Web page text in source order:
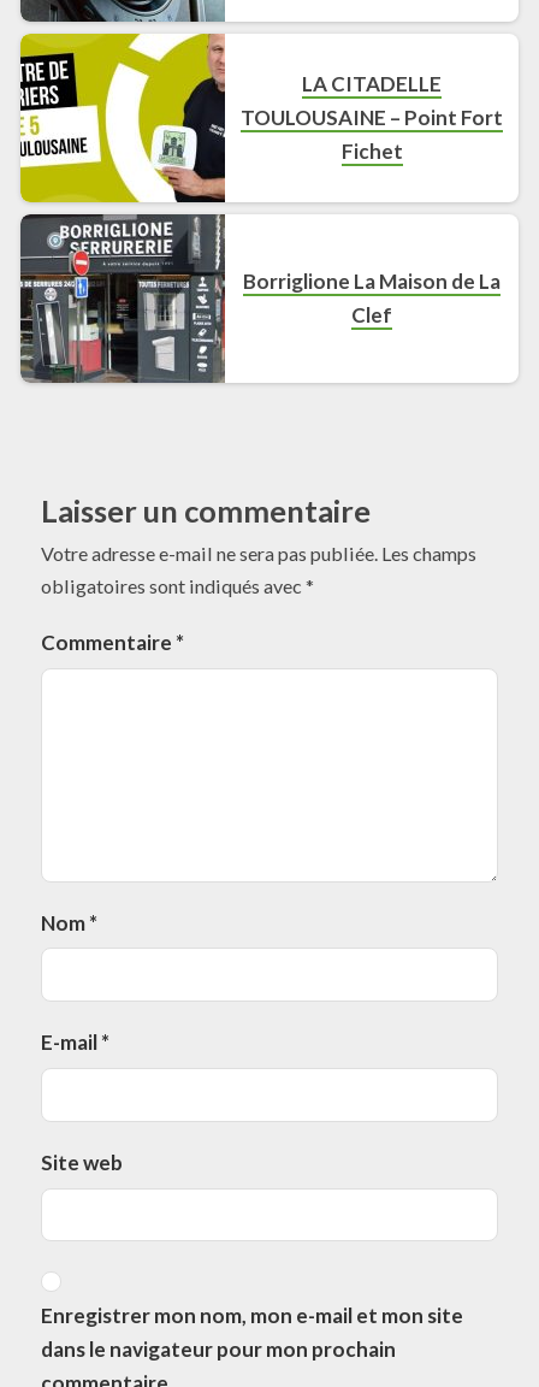
LA CITADELLE
TOULOUSAINE – Point Fort
Fichet
Borriglione La Maison de La
Clef
Laisser un commentaire
Votre adresse e-mail ne sera pas publiée. Les champs
obligatoires sont indiqués avec *
Commentaire *
Nom*
E-mail*
Site web
Enregistrer mon nom, mon e-mail et mon site
dans le navigateur pour mon prochain